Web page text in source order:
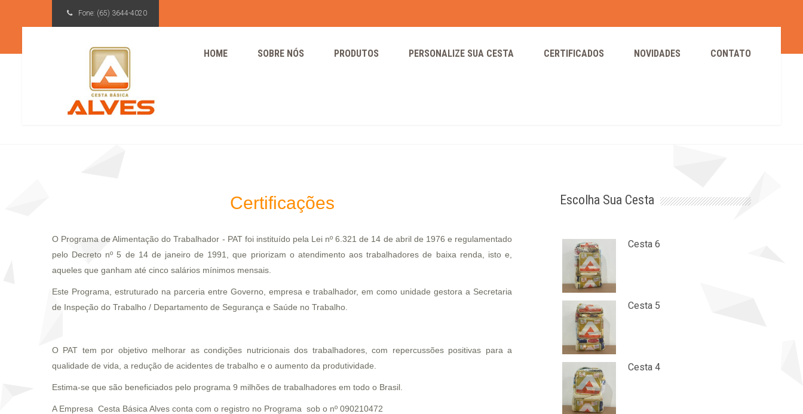
Fone: (65) 3644-4020
HOME SOBRE NÓS PRODUTOS PERSONALIZE SUA CESTA CERTIFICADOS NOVIDADES CONTATO
CERTIFICADOS
Certificações
O Programa de Alimentação do Trabalhador - PAT foi instituído pela Lei nº 6.321 de 14 de abril de 1976 e regulamentado
pelo Decreto nº 5 de 14 de janeiro de 1991, que priorizam o atendimento aos trabalhadores de baixa renda, isto e,
aqueles que ganham até cinco salários mínimos mensais.
Este Programa, estruturado na parceria entre Governo, empresa e trabalhador, em como unidade gestora a Secretaria
de Inspeção do Trabalho / Departamento de Segurança e Saúde no Trabalho.
O PAT tem por objetivo melhorar as condições nutricionais dos trabalhadores, com repercussões positivas para a
qualidade de vida, a redução de acidentes de trabalho e o aumento da produtividade.
Estima-se que são beneficiados pelo programa 9 milhões de trabalhadores em todo o Brasil.
A Empresa Cesta Básica Alves conta com o registro no Programa sob o nº 090210472
Escolha Sua Cesta
Cesta 6
Cesta 5
Cesta 4